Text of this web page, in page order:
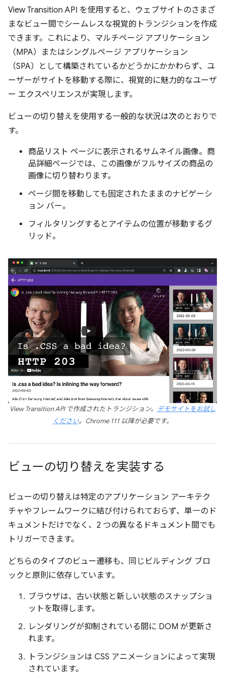
View Transition API を使用すると、ウェブサイトのさまざ
まなビュー間でシームレスな視覚的トランジションを作成
できます。これにより、マルチページ アプリケーション
（MPA）またはシングルページ アプリケーション
（SPA）として構築されているかどうかにかかわらず、ユ
ーザーがサイトを移動する際に、視覚的に魅力的なユーザ
ー エクスペリエンスが実現します。
ビューの切り替えを使用する一般的な状況は次のとおりで
す。
商品リスト ページに表示されるサムネイル画像。商
品詳細ページでは、この画像がフルサイズの商品の
画像に切り替わります。
ページ間を移動しても固定されたままのナビゲーシ
ョン バー。
フィルタリングするとアイテムの位置が移動するグ
リッド。
View Transition API で作成されたトランジション。
デモサイトをお試し
ください。Chrome 111 以降が必要です。
ビューの切り替えを実装する
ビューの切り替えは特定のアプリケーション アーキテク
チャやフレームワークに結び付けられておらず、単一のド
キュメントだけでなく、2 つの異なるドキュメント間でも
トリガーできます。
どちらのタイプのビュー遷移も、同じビルディング ブロ
ックと原則に依存しています。
ブラウザは、古い状態と新しい状態のスナップショ
ットを取得します。
レンダリングが抑制されている間に DOM が更新さ
れます。
トランジションは CSS アニメーションによって実現
されています。